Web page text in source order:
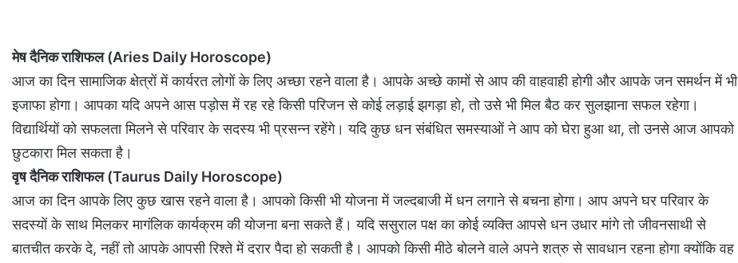
मेष दैनिक राशिफल (Aries Daily Horoscope)
आज का दिन सामाजिक क्षेत्रों में कार्यरत लोगों के लिए अच्छा रहने वाला है। आपके अच्छे कामों से आप की वाहवाही होगी और आपके जन समर्थन में भी
इजाफा होगा। आपका यदि अपने आस पड़ोस में रह रहे किसी परिजन से कोई लड़ाई झगड़ा हो, तो उसे भी मिल बैठ कर सुलझाना सफल रहेगा।
विद्यार्थियों को सफलता मिलने से परिवार के सदस्य भी प्रसन्न रहेंगे। यदि कुछ धन संबंधित समस्याओं ने आप को घेरा हुआ था, तो उनसे आज आपको
छुटकारा मिल सकता है।
वृष दैनिक राशिफल (Taurus Daily Horoscope)
आज का दिन आपके लिए कुछ खास रहने वाला है। आपको किसी भी योजना में जल्दबाजी में धन लगाने से बचना होगा। आप अपने घर परिवार के
सदस्यों के साथ मिलकर मागंलिक कार्यक्रम की योजना बना सकते हैं। यदि ससुराल पक्ष का कोई व्यक्ति आपसे धन उधार मांगे तो जीवनसाथी से
बातचीत करके दे, नहीं तो आपके आपसी रिश्ते में दरार पैदा हो सकती है। आपको किसी मीठे बोलने वाले अपने शत्रु से सावधान रहना होगा क्योंकि वह